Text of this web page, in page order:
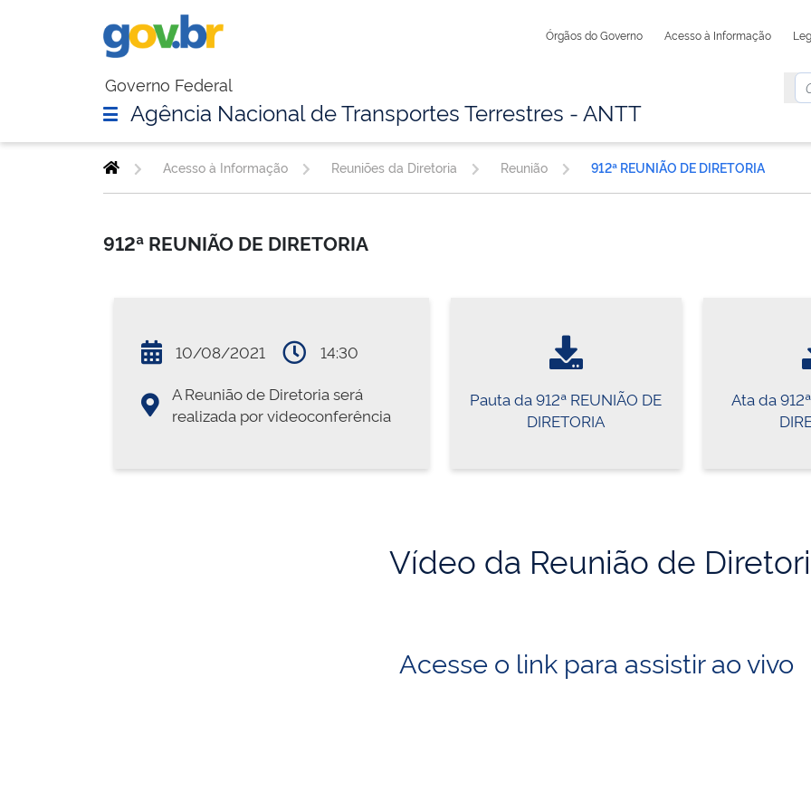
Órgãos do Governo Acesso à Informação
Governo Federal
Agência Nacional de Transportes Terrestres - ANTT
Acesso à Informação Reuniões da Diretoria Reunião 912ª REUNIÃO DE DIRETORIA
912ª REUNIÃO DE DIRETORIA
10/08/2021
14:30
A Reunião de Diretoria será
realizada por videoconferência
Pauta da 912ª REUNIÃO DE
DIRETORIA
Ata da
Vídeo da Reunião de
Acesse o link para assistir ao vivo